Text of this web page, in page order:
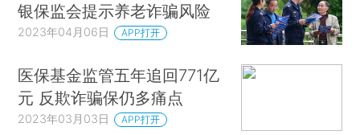
银保监会提示养老诈骗风险
2023年04月06日 APP打开
医保基金监管五年追回771亿
元 反欺诈骗保仍多痛点
2023年03月03日 APP打开